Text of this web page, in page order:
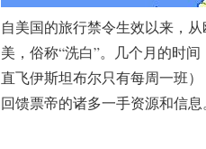
自美国的旅行禁令生效以来，
美，俗称“洗白”。几个月的时
直飞伊斯坦布尔只有每周一班
回馈票帝的诸多一手资源和信息